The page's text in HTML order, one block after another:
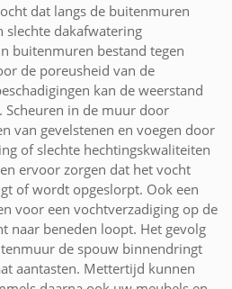
dat langs de buitenmuren
slechte dakafwatering
buitenmuren bestand tegen
de poreusheid van de
kan de weerstand
in de muur door
van gevelstenen en voegen door
of slechte hechtingskwaliteiten
ervoor zorgen dat het vocht
of wordt opgeslorpt. Ook een
voor een vochtverzadiging op de
naar beneden loopt. Het gevolg
de spouw binnendringt
aantasten. Mettertijd kunnen